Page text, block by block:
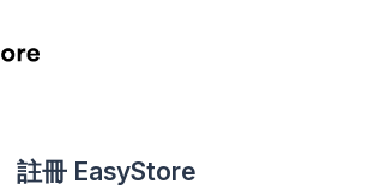
註冊 EasyStore